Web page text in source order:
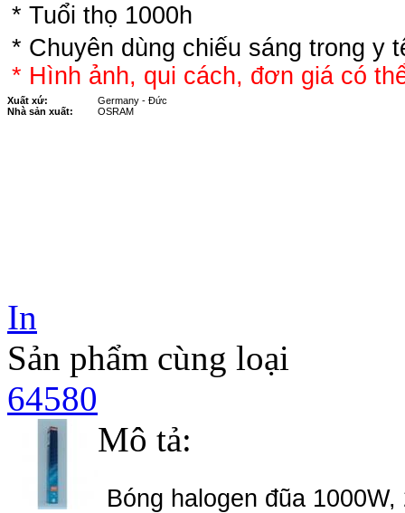
* Tuổi thọ 1000h
* Chuyên dùng chiếu sáng trong y
* Hình ảnh, qui cách, đơn giá có
Xuất xứ:
Germany - Đức
Nhà sản xuất:
OSRAM
In
Sản phẩm cùng loại
64580
Mô tả:
Bóng halogen đũa